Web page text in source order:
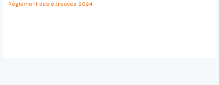
Règlement des épreuves 2024